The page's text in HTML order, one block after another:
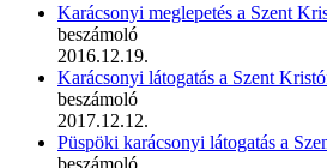
Karácsonyi meglepetés a Szent
beszámoló
2016.12.19.
Karácsonyi látogatás a Szent
beszámoló
2017.12.12.
Püspöki karácsonyi látogatás a
beszámoló